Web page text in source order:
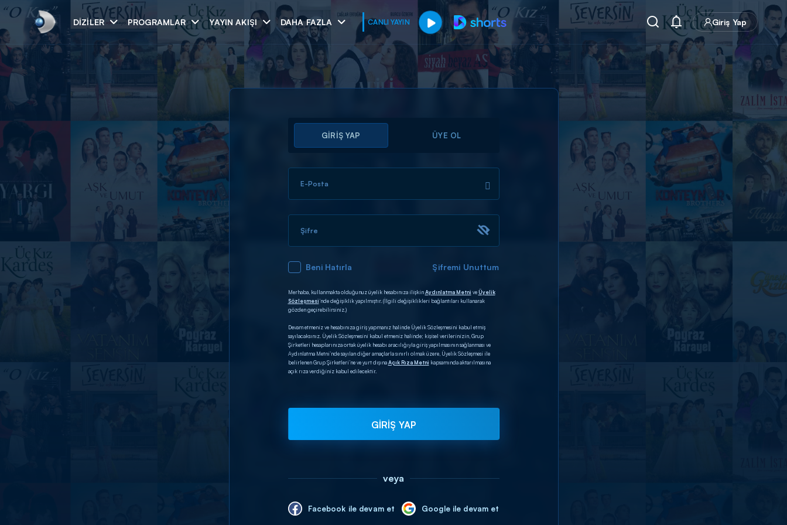
DIZILER PROGRAMLAR YAYIN AKIŞI DAHA FAZLA CANLI YAYIN Giriş Yap
Arama
ARAMA SONUÇLARI
GİRİŞ YAP ÜYE OL
E-Posta
Şifre
Beni Hatırla Şifremi Unuttum
Merhaba, kullanmakta olduğunuz üyelik hesabınıza ilişkinAydınlatma Metni veÜyelik
Sözleşmesi’nde değişiklik yapılmıştır. (İlgili değişiklikleri bağlantıları kullanarak
gözden geçirebilirsiniz.)
Devam etmeniz ve hesabınıza giriş yapmanız halinde Üyelik Sözleşmesini kabul etmiş
sayılacaksınız. Üyelik Sözleşmesini kabul etmeniz halinde; kişisel verilerinizin, Grup
Şirketleri hesaplarınıza ortak üyelik hesabı aracılığıyla giriş yapılmasının sağlanması ve
Aydınlatma Metni’nde sayılan diğer amaçlarla sınırlı olmak üzere, Üyelik Sözleşmesi ile
belirlenen Grup Şirketleri’ne ve yurt dışınaAçık Rıza Metni kapsamında aktarılmasına
açık rıza verdiğiniz kabul edilecektir.
GİRİŞ YAP
veya
Facebook ile devam et Google ile devam et